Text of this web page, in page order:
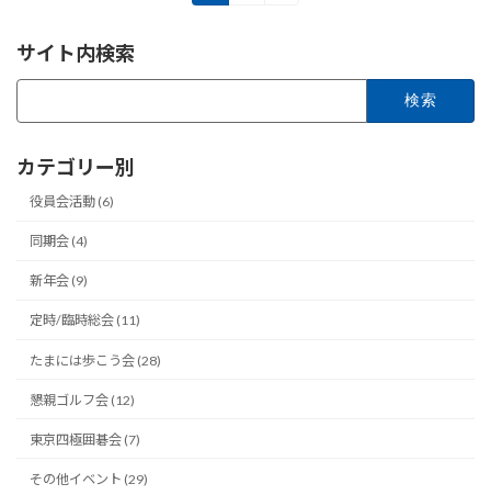
の
ジ
送
り
定
ジ
ジ
サイト内検索
検
カテゴリー別
役員会活動 (6)
同期会 (4)
新年会 (9)
定時/臨時総会 (11)
たまには歩こう会 (28)
懇親ゴルフ会 (12)
東京四極囲碁会 (7)
その他イベント (29)